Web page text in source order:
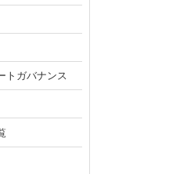
トガバナンス